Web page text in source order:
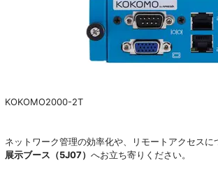
KOKOMO2000-2T
ネットワーク管理の効率化や、リモートアクセス
展示ブース（5J07） へお立ち寄りください。